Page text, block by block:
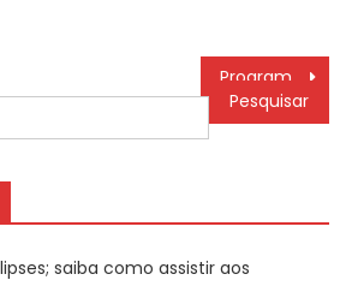
saiba como assistir aos